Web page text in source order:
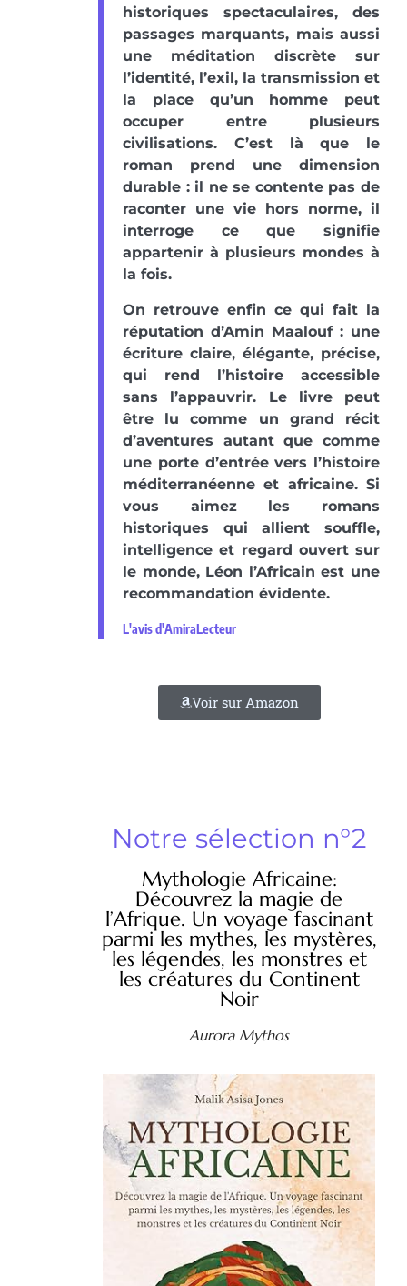
historiques spectaculaires, des
passages marquants, mais aussi
une méditation discrète sur
l’identité, l’exil, la transmission et
la place qu’un homme peut
occuper entre plusieurs
civilisations. C’est là que le
roman prend une dimension
durable : il ne se contente pas de
raconter une vie hors norme, il
interroge ce que signifie
appartenir à plusieurs mondes à
la fois.
On retrouve enfin ce qui fait la
réputation d’Amin Maalouf : une
écriture claire, élégante, précise,
qui rend l’histoire accessible
sans l’appauvrir. Le livre peut
être lu comme un grand récit
d’aventures autant que comme
une porte d’entrée vers l’histoire
méditerranéenne et africaine. Si
vous aimez les romans
historiques qui allient souffle,
intelligence et regard ouvert sur
le monde, Léon l’Africain est une
recommandation évidente.
L'avis d'AmiraLecteur
Voir sur Amazon
Notre sélection n°2
Mythologie Africaine:
Découvrez la magie de
l’Afrique. Un voyage fascinant
parmi les mythes, les mystères,
les légendes, les monstres et
les créatures du Continent
Noir
Aurora Mythos